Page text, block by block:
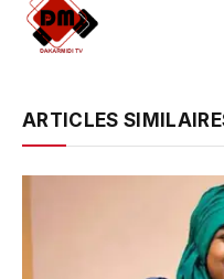
ARTICLES